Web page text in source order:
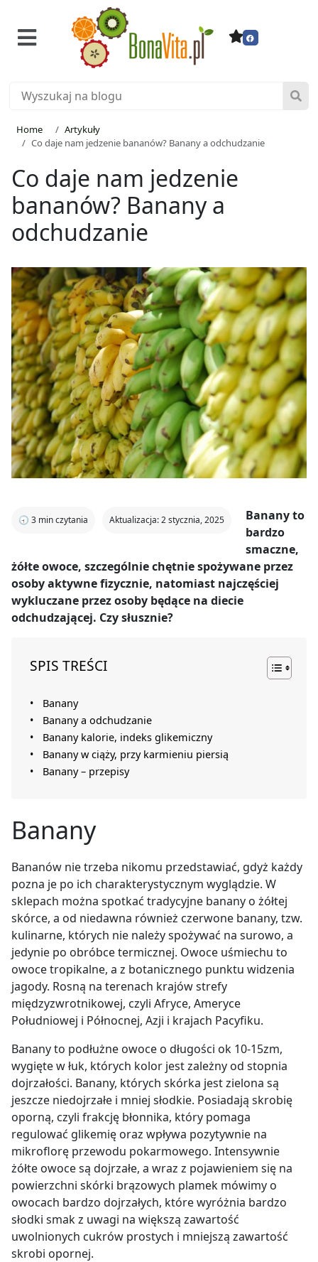
Home
Artykuły
Co daje nam jedzenie bananów? Banany a odchudzanie
Co daje nam jedzenie
bananów? Banany a
odchudzanie
🕣 3 min czytania Aktualizacja: 2 stycznia, 2025
Banany to
bardzo
smaczne,
żółte owoce, szczególnie chętnie spożywane przez
osoby aktywne fizycznie, natomiast najczęściej
wykluczane przez osoby będące na diecie
odchudzającej. Czy słusznie?
SPIS TREŚCI
Banany
Banany a odchudzanie
Banany kalorie, indeks glikemiczny
Banany w ciąży, przy karmieniu piersią
Banany – przepisy
Banany
Bananów nie trzeba nikomu przedstawiać, gdyż każdy
pozna je po ich charakterystycznym wyglądzie. W
sklepach można spotkać tradycyjne banany o żółtej
skórce, a od niedawna również czerwone banany, tzw.
kulinarne, których nie należy spożywać na surowo, a
jedynie po obróbce termicznej. Owoce uśmiechu to
owoce tropikalne, a z botanicznego punktu widzenia
jagody. Rosną na terenach krajów strefy
międzyzwrotnikowej, czyli Afryce, Ameryce
Południowej i Północnej, Azji i krajach Pacyfiku.
Banany to podłużne owoce o długości ok 10-15zm,
wygięte w łuk, których kolor jest zależny od stopnia
dojrzałości. Banany, których skórka jest zielona są
jeszcze niedojrzałe i mniej słodkie. Posiadają skrobię
oporną, czyli frakcję błonnika, który pomaga
regulować glikemię oraz wpływa pozytywnie na
mikroflorę przewodu pokarmowego. Intensywnie
żółte owoce są dojrzałe, a wraz z pojawieniem się na
powierzchni skórki brązowych plamek mówimy o
owocach bardzo dojrzałych, które wyróżnia bardzo
słodki smak z uwagi na większą zawartość
uwolnionych cukrów prostych i mniejszą zawartość
skrobi opornej.